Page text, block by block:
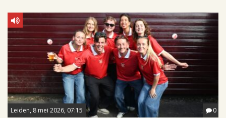
Leiden, 8 mei 2026, 07:15 0